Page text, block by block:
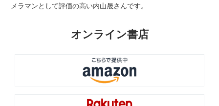
メラマンとして評価の高い内山晟さんです。
オンライン書店